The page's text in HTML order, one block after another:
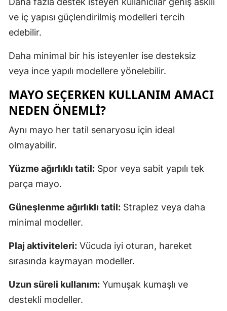
ve iç yapısı güçlendirilmiş modelleri tercih
edebilir.
Daha minimal bir his isteyenler ise desteksiz
veya ince yapılı modellere yönelebilir.
MAYO SEÇERKEN KULLANIM AMACI
NEDEN ÖNEMLI?
Aynı mayo her tatil senaryosu için ideal
olmayabilir.
Yüzme ağırlıklı tatil: Spor veya sabit yapılı tek
parça mayo.
Güneşlenme ağırlıklı tatil: Straplez veya daha
minimal modeller.
Plaj aktiviteleri: Vücuda iyi oturan, hareket
sırasında kaymayan modeller.
Uzun süreli kullanım: Yumuşak kumaşlı ve
destekli modeller.